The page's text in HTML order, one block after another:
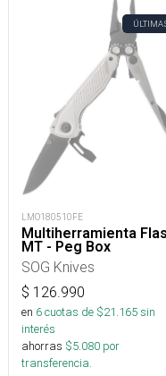
LMO180510FE
Multiherramienta
MT - Peg Box
SOG Knives
$ 126.990
en 6cuotas de $21.165sin
interés
ahorras $5.080 por
transferencia.